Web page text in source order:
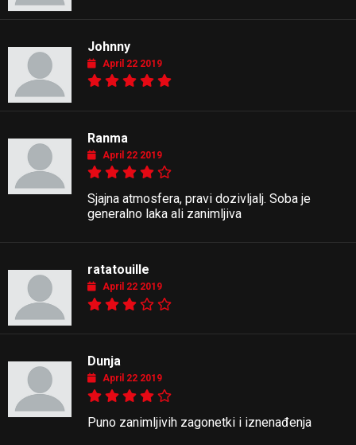
Johnny
April 22 2019
Ranma
April 22 2019
Sjajna atmosfera, pravi dozivljalj. Soba je
generalno laka ali zanimljiva
ratatouille
April 22 2019
Dunja
April 22 2019
Puno zanimljivih zagonetki i iznenađenja